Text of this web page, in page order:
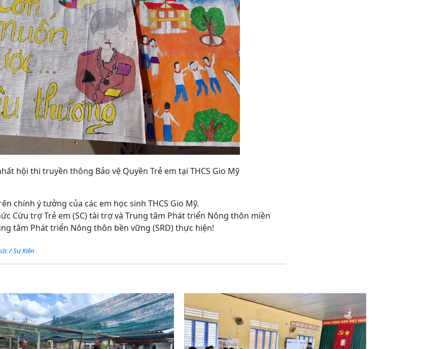
hội thi truyền thông Bảo vệ Quyền Trẻ em tại THCS Gio Mỹ
chính ý tưởng của các em học sinh THCS Gio Mỹ.
Cứu trợ Trẻ em (SC) tài trợ và Trung tâm Phát triển Nông thôn miền
tâm Phát triển Nông thôn bền vững (SRD) thực hiện!
/ Sự Kiện